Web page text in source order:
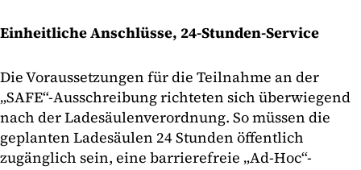
Einheitliche Anschlüsse, 24-Stunden-Service
Die Voraussetzungen für die Teilnahme an der
„SAFE“-Ausschreibung richteten sich überwiegend
nach der Ladesäulenverordnung. So müssen die
geplanten Ladesäulen 24 Stunden öffentlich
zugänglich sein, eine barrierefreie „Ad-Hoc“-